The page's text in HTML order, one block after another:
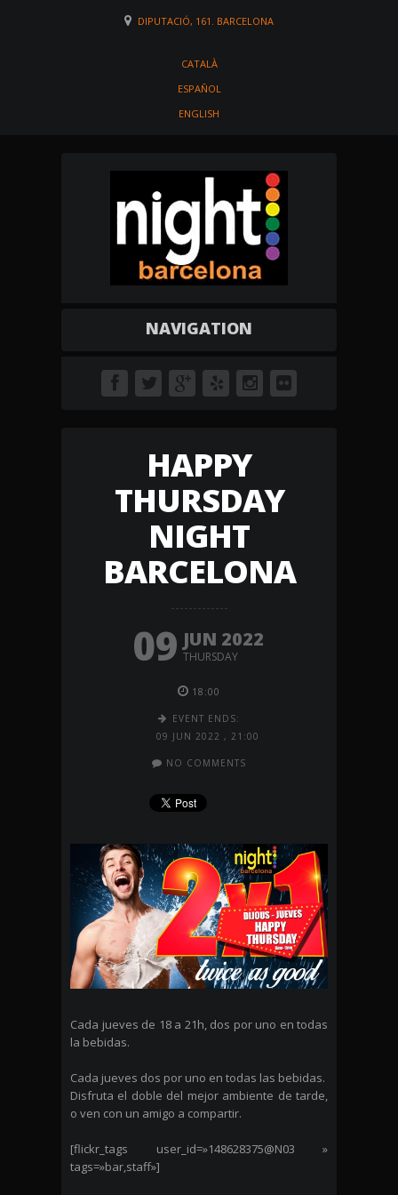
DIPUTACIÓ, 161. BARCELONA
CATALÀ
ESPAÑOL
ENGLISH
NAVIGATION
HAPPY
THURSDAY
NIGHT
BARCELONA
09 JUN 2022
THURSDAY
18:00
EVENT ENDS:
09 JUN 2022 , 21:00
NO COMMENTS
Cada jueves de 18 a 21h, dos por uno en todas
la bebidas.
Cada jueves dos por uno en todas las bebidas.
Disfruta el doble del mejor ambiente de tarde,
o ven con un amigo a compartir.
[flickr_tags user_id=»148628375@N03 »
tags=»bar,staff»]